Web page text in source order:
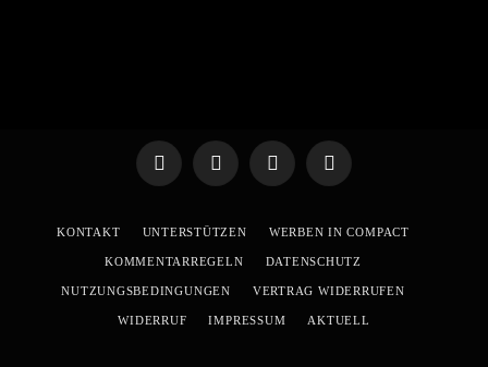
TelegramWhatsApp
X
YouTube
KONTAKT UNTERSTÜTZEN WERBEN IN COMPACT
KOMMENTARREGELN DATENSCHUTZ
NUTZUNGSBEDINGUNGEN VERTRAG WIDERRUFEN
WIDERRUF IMPRESSUM AKTUELL